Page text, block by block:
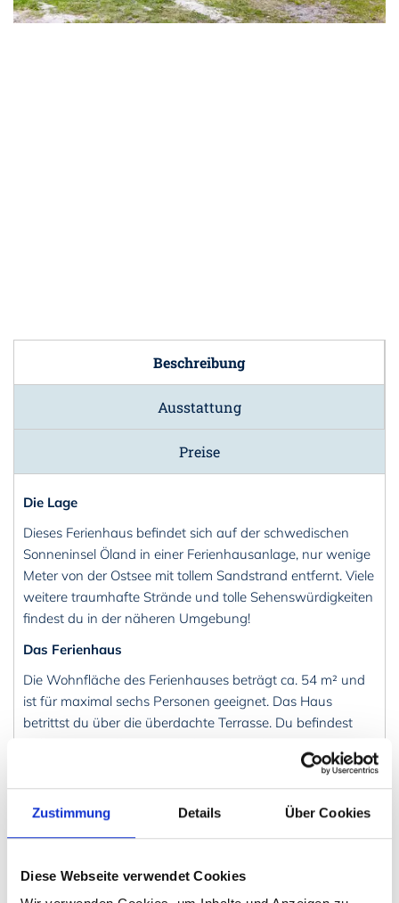
Zustimmung Details Über Cookies
Diese Webseite verwendet Cookies
Beschreibung
Ausstattung
Preise
Die Lage
Dieses Ferienhaus befindet sich auf der schwedischen
Sonneninsel Öland in einer Ferienhausanlage, nur wenige
Meter von der Ostsee mit tollem Sandstrand entfernt. Viele
weitere traumhafte Strände und tolle Sehenswürdigkeiten
findest du in der näheren Umgebung!
Das Ferienhaus
Die Wohnfläche des Ferienhauses beträgt ca. 54 m² und
ist für maximal sechs Personen geeignet. Das Haus
betrittst du über die überdachte Terrasse. Du befindest
Leder-Ecksofa und einem TV ausgestattet ist. Direkt
gegenüber liegt der Essbereich mit Esstisch und die offene
Küchenzeile. Die Küche verfügt über alle üblichen
Gefrierkombination. Im hinteren Teil befinden sich zwei